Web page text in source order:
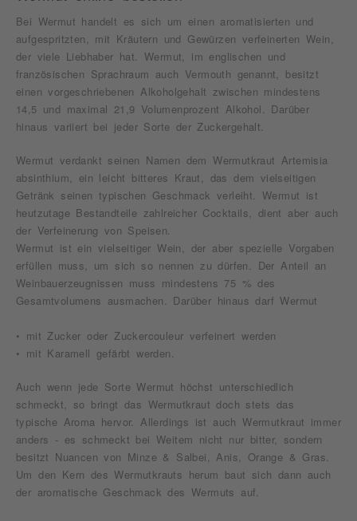
Bei Wermut handelt es sich um einen aromatisierten und
aufgespritzten, mit Kräutern und Gewürzen verfeinerten Wein,
der viele Liebhaber hat. Wermut, im englischen und
französischen Sprachraum auch Vermouth genannt, besitzt
einen vorgeschriebenen Alkoholgehalt zwischen mindestens
14,5 und maximal 21,9 Volumenprozent Alkohol. Darüber
hinaus variiert bei jeder Sorte der Zuckergehalt.
Wermut verdankt seinen Namen dem Wermutkraut Artemisia
absinthium, ein leicht bitteres Kraut, das dem vielseitigen
Getränk seinen typischen Geschmack verleiht. Wermut ist
heutzutage Bestandteile zahlreicher Cocktails, dient aber auch
der Verfeinerung von Speisen.
Wermut ist ein vielseitiger Wein, der aber spezielle Vorgaben
erfüllen muss, um sich so nennen zu dürfen. Der Anteil an
Weinbauerzeugnissen muss mindestens 75 % des
Gesamtvolumens ausmachen. Darüber hinaus darf Wermut
• mit Zucker oder Zuckercouleur verfeinert werden
• mit Karamell gefärbt werden.
Auch wenn jede Sorte Wermut höchst unterschiedlich
schmeckt, so bringt das Wermutkraut doch stets das
typische Aroma hervor. Allerdings ist auch Wermutkraut immer
anders - es schmeckt bei Weitem nicht nur bitter, sondern
besitzt Nuancen von Minze & Salbei, Anis, Orange & Gras.
Um den Kern des Wermutkrauts herum baut sich dann auch
der aromatische Geschmack des Wermuts auf.